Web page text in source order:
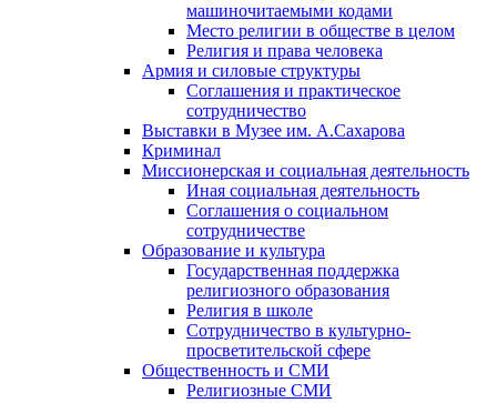
машиночитаемыми кодами
Место религии в обществе в целом
Религия и права человека
Армия и силовые структуры
Соглашения и практическое
сотрудничество
Выставки в Музее им. А.Сахарова
Криминал
Миссионерская и социальная деятельность
Иная социальная деятельность
Соглашения о социальном
сотрудничестве
Образование и культура
Государственная поддержка
религиозного образования
Религия в школе
Сотрудничество в культурно-
просветительской сфере
Общественность и СМИ
Религиозные СМИ